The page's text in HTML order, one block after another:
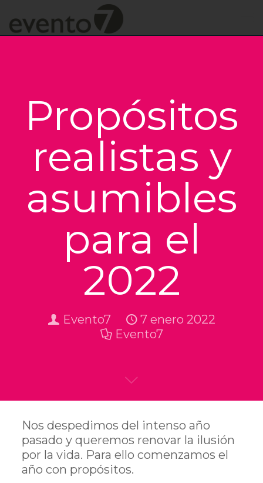
Propósitos
realistas y
asumibles
para el
2022
Evento7
7 enero 2022
Evento7
Nos despedimos del intenso año
pasado y queremos renovar la ilusión
por la vida. Para ello comenzamos el
año con propósitos.